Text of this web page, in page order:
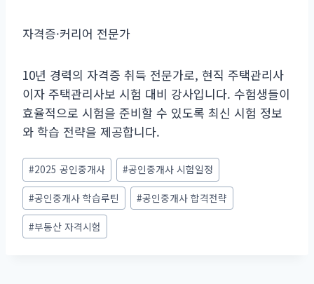
자격증·커리어 전문가
10년 경력의 자격증 취득 전문가로, 현직 주택관리사
이자 주택관리사보 시험 대비 강사입니다. 수험생들이
효율적으로 시험을 준비할 수 있도록 최신 시험 정보
와 학습 전략을 제공합니다.
Post
Tags:
#2025 공인중개사 #공인중개사 시험일정
#공인중개사 학습루틴 #공인중개사 합격전략
#부동산 자격시험